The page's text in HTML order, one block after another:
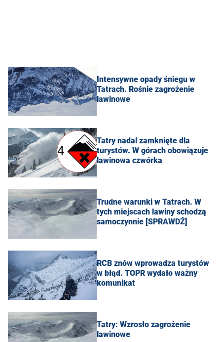
Intensywne opady śniegu w
Tatrach. Rośnie zagrożenie
lawinowe
Tatry nadal zamknięte dla
turystów. W górach obowiązuje
lawinowa czwórka
Trudne warunki w Tatrach. W
tych miejscach lawiny schodzą
samoczynnie [SPRAWDŹ]
RCB znów wprowadza turystów
w błąd. TOPR wydało ważny
komunikat
Tatry: Wzrosło zagrożenie
lawinowe